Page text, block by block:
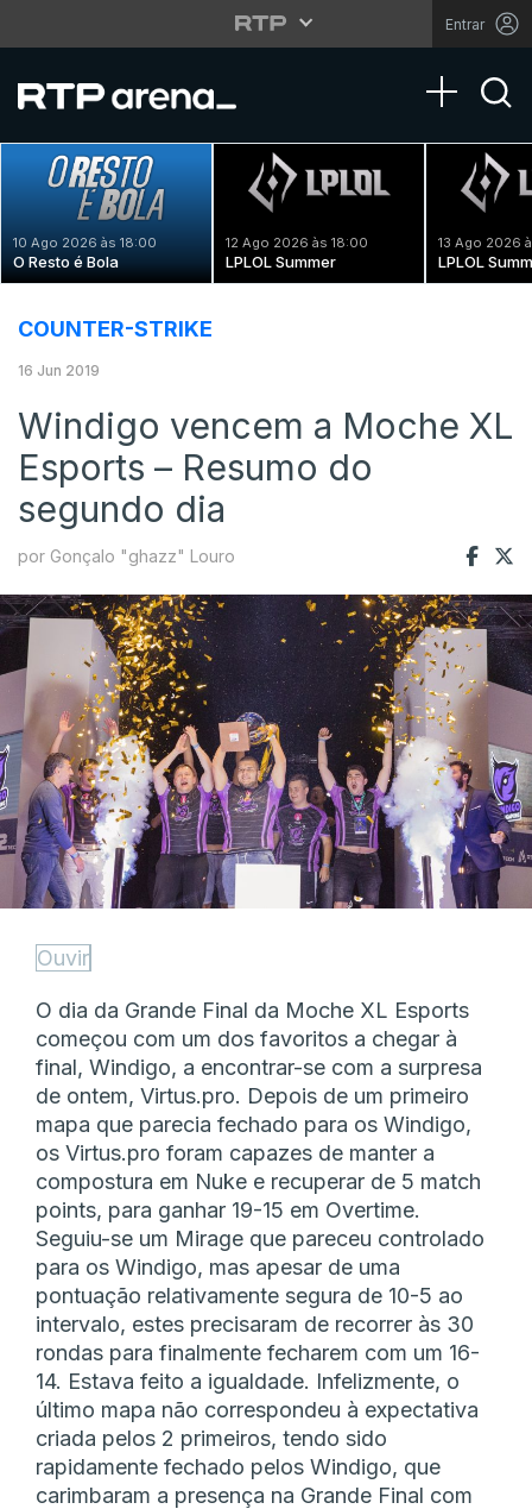
Entrar
Toggle
10 Ago 2026 às 18:00
O Resto é Bola
12 Ago 2026 às 18:00
LPLOL Summer
13 Ago 2026
LPLOL
COUNTER-STRIKE
16 Jun 2019
Windigo vencem a Moche XL
Esports – Resumo do
segundo dia
por Gonçalo "ghazz" Louro
Ouvir
O dia da Grande Final da Moche XL Esports
começou com um dos favoritos a chegar à
final, Windigo, a encontrar-se com a surpresa
de ontem, Virtus.pro. Depois de um primeiro
mapa que parecia fechado para os Windigo,
os Virtus.pro foram capazes de manter a
compostura em Nuke e recuperar de 5 match
points, para ganhar 19-15 em Overtime.
Seguiu-se um Mirage que pareceu controlado
para os Windigo, mas apesar de uma
pontuação relativamente segura de 10-5 ao
intervalo, estes precisaram de recorrer às 30
rondas para finalmente fecharem com um 16-
14. Estava feito a igualdade. Infelizmente, o
último mapa não correspondeu à expectativa
criada pelos 2 primeiros, tendo sido
rapidamente fechado pelos Windigo, que
carimbaram a presença na Grande Final com